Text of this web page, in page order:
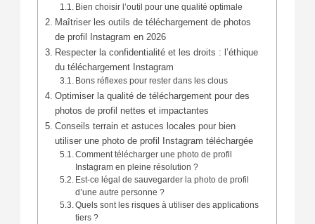
Bien choisir l’outil pour une qualité optimale
Maîtriser les outils de téléchargement de photos
de profil Instagram en 2026
Respecter la confidentialité et les droits : l’éthique
du téléchargement Instagram
Bons réflexes pour rester dans les clous
Optimiser la qualité de téléchargement pour des
photos de profil nettes et impactantes
Conseils terrain et astuces locales pour bien
utiliser une photo de profil Instagram téléchargée
Comment télécharger une photo de profil
Instagram en pleine résolution ?
Est-ce légal de sauvegarder la photo de profil
d’une autre personne ?
Quels sont les risques à utiliser des applications
tiers ?